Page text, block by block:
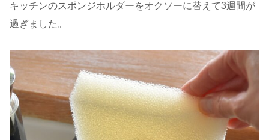
キッチンのスポンジホルダーをオクソーに替えて3週間が
過ぎました。